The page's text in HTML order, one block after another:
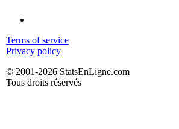
Terms of service
Privacy policy
© 2001-2026 StatsEnLigne.com
Tous droits réservés